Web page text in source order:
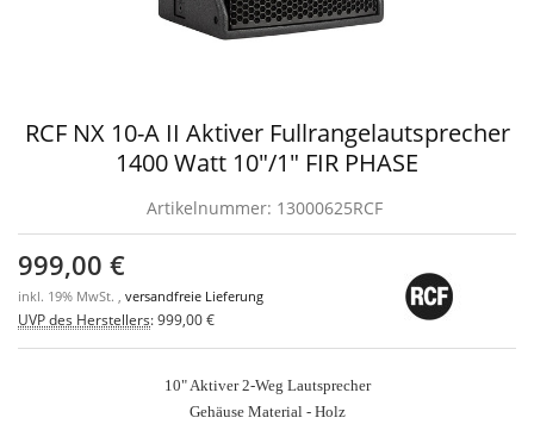
RCF NX 10-A II Aktiver Fullrangelautsprecher
1400 Watt 10"/1" FIR PHASE
Artikelnummer: 13000625RCF
999,00 €
inkl. 19% MwSt. , versandfreie Lieferung
UVP des Herstellers:999,00 €
10" Aktiver 2-Weg Lautsprecher
Gehäuse Material - Holz